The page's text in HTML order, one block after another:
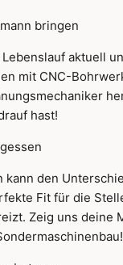
bringen
aktuell
mit CNC-
hast!
kann den
Fit für die
Zeig uns deine